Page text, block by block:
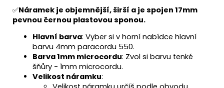
✅Náramek je objemnější, širší a je spojen 17mm
pevnou černou plastovou sponou.
Hlavní barva: Vyber si v horní nabídce hlavní
barvu 4mm paracordu 550.
Barva 1mm microcordu: Zvol si barvu tenké
šňůry - 1mm microcordu.
Velikost náramku: